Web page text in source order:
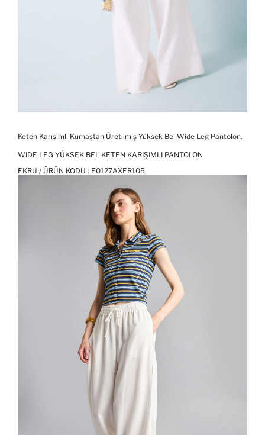
Keten Karışımlı Kumaştan Üretilmiş Yüksek Bel Wide Leg Pantolon.
WIDE LEG YÜKSEK BEL KETEN KARIŞIMLI PANTOLON
EKRU / ÜRÜN KODU : E0127AXER105